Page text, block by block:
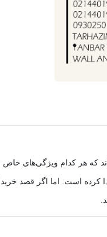
که هر کدام ویژگی‌های خاص
کرده است. اما اگر قصد خرید